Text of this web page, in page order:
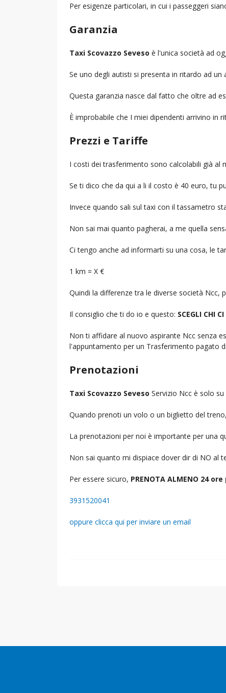
Per esigenze particolari, in cui i passeggeri
Garanzia
Taxi Scovazzo Seveso è l'unica società ad
Se uno degli autisti si presenta in ritardo ad
Questa garanzia nasce dal fatto che oltre ad
È improbabile che I miei dipendenti arrivino in
Prezzi e Tariffe
I costi dei trasferimento sono calcolabili già al
Se ti dico che da qui a li il costo è 40 euro, tu
Invece quando sali sul taxi con il tassametro
Non sai mai quanto pagherai, a me quella
Ci tengo anche ad informarti su una cosa, le
1 km = X €
Quindi la differenze tra le diverse società
Il consiglio che ti do io e questo: SCEGLI CHI
Non ti affidare al nuovo aspirante Ncc senza
l'appuntamento per un Trasferimento pagato
Prenotazioni
Taxi Scovazzo Seveso Servizio Ncc è solo
Quando prenoti un volo o un biglietto del
La prenotazioni per noi è importante per una
Non sai quanto mi dispiace dover dir di NO al
Per essere sicuro, PRENOTA ALMENO 24
3931520041
oppure clicca qui per inviare un email